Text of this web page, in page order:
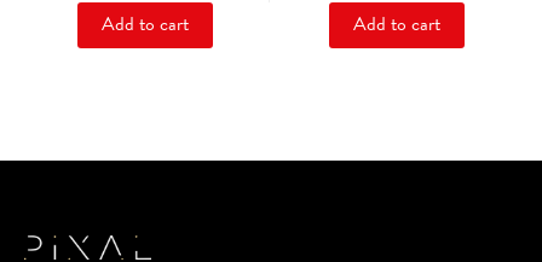
Add to cart Add to cart